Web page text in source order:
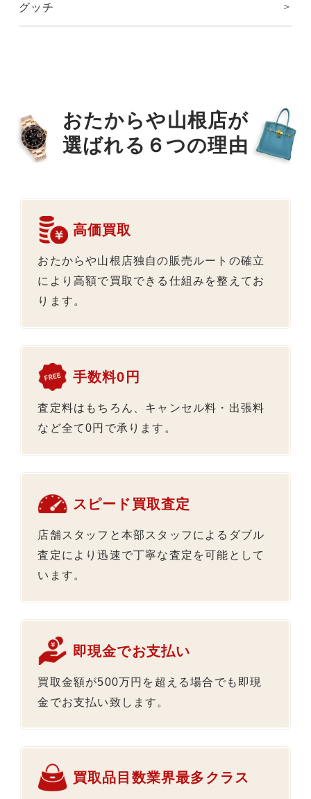
グッチ
おたからや山根店が
選ばれる６つの理由
高価買取
おたからや山根店独自の販売ルートの確立
により高額で買取できる仕組みを整えてお
ります。
手数料0円
査定料はもちろん、キャンセル料・出張料
など全て0円で承ります。
スピード買取査定
店舗スタッフと本部スタッフによるダブル
査定により迅速で丁寧な査定を可能として
います。
即現金でお支払い
買取金額が500万円を超える場合でも即現
金でお支払い致します。
買取品目数業界最多クラス